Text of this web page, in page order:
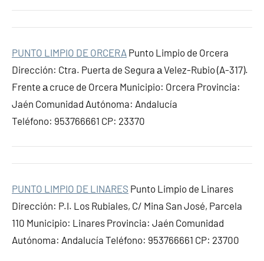
PUNTO LIMPIO DE ORCERA Punto Limpio de Orcera
Dirección: Ctra. Puerta de Segura а Velez-Rubio (A-317).
Frente а cruce de Orcera Municipio: Orcera Provincia:
Jaén Comunidad Autónoma: Andalucía
Teléfono: 953766661 CP: 23370
PUNTO LIMPIO DE LINARES Punto Limpio de Linares
Dirección: P.I. Los Rubiales, C/ Mina San José, Parcela
110 Municipio: Linares Provincia: Jaén Comunidad
Autónoma: Andalucía Teléfono: 953766661 CP: 23700